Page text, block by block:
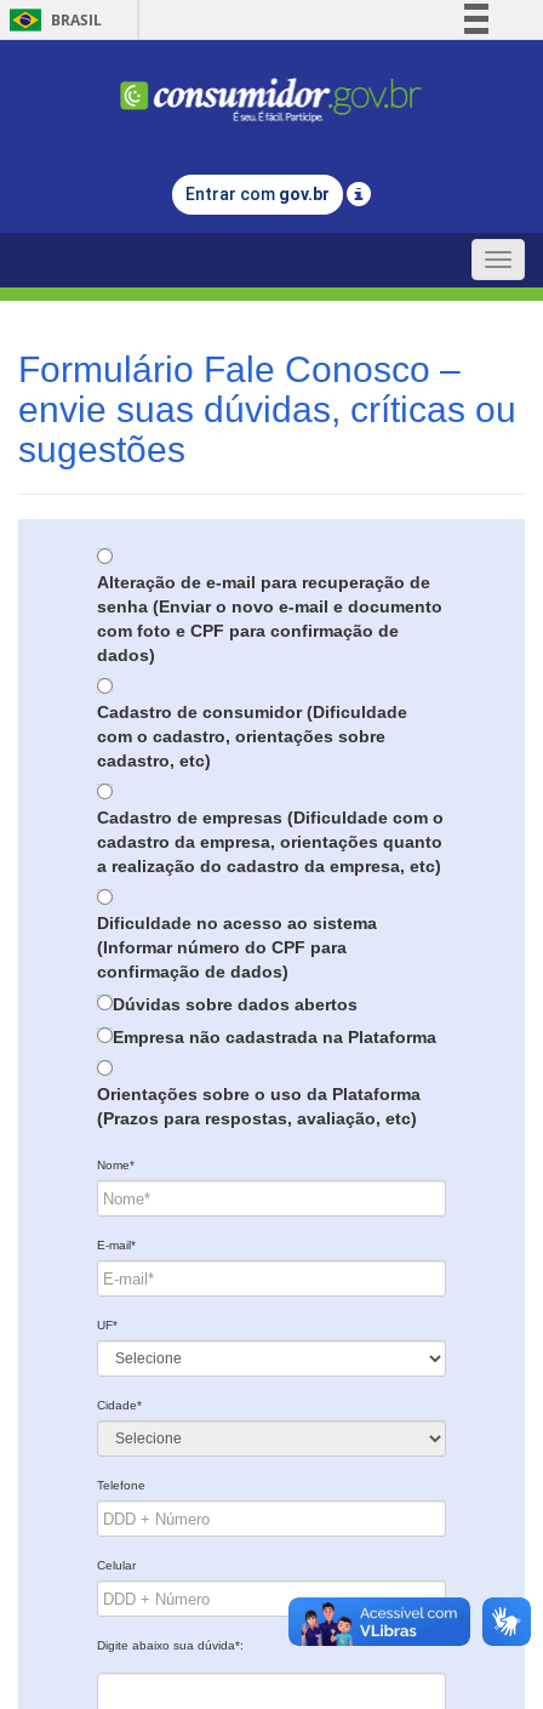
BRASIL
Comunica BR
Legislação
Entrar com gov.br
Toggle
Formulário Fale Conosco –
envie suas dúvidas, críticas ou
sugestões
Alteração de e-mail para recuperação de
senha (Enviar o novo e-mail e documento
com foto e CPF para confirmação de
dados)
Cadastro de consumidor (Dificuldade
com o cadastro, orientações sobre
cadastro, etc)
Cadastro de empresas (Dificuldade com o
cadastro da empresa, orientações quanto
a realização do cadastro da empresa, etc)
Dificuldade no acesso ao sistema
(Informar número do CPF para
confirmação de dados)
Dúvidas sobre dados abertos
Empresa não cadastrada na Plataforma
Orientações sobre o uso da Plataforma
(Prazos para respostas, avaliação, etc)
Nome*
E-mail*
UF*
Cidade*
Telefone
Celular
Digite abaixo sua dúvida*: